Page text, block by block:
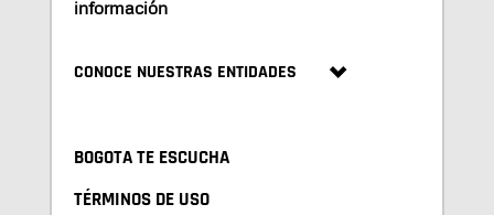
información
CONOCE NUESTRAS ENTIDADES
BOGOTA TE ESCUCHA
TÉRMINOS DE USO